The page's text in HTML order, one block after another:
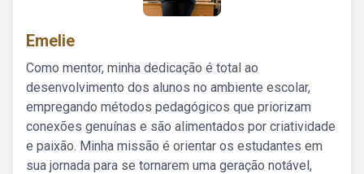
Emelie
Como mentor, minha dedicação é total ao
desenvolvimento dos alunos no ambiente escolar,
empregando métodos pedagógicos que priorizam
conexões genuínas e são alimentados por criatividade
e paixão. Minha missão é orientar os estudantes em
sua jornada para se tornarem uma geração notável,